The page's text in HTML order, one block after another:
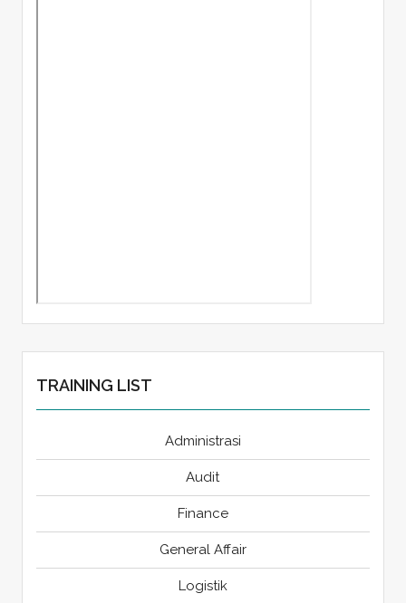
TRAINING LIST
Administrasi
Audit
Finance
General Affair
Logistik